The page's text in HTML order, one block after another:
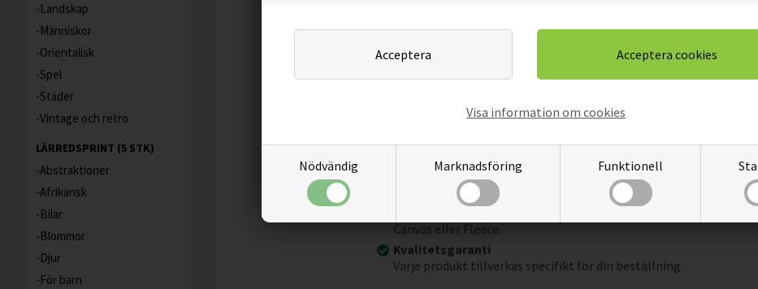
Nödvändig Marknadsföring Funktionell
Visa information om cookies
Landskap
Människor
Orientalisk
Spel
Städer
Vintage och retro
LÄRREDSPRINT (5 STK)
Abstraktioner
Afrikansk
Bilar
Blommor
Djur
För barn
skönhetssalongen, spaet och många andra platser.
Säkerhet
På grund av
GREENGUARD kvalitets- och säkerhetscertifikat
användas i skolor, förskolor, medicinska institutioner etc.
Rengör med en fuktig trasa.
Bilden är klar att hängas upp direkt ur lådan (hängare ingår).
Canvas eller Fleece.
Kvalitetsgaranti
Varje produkt tillverkas specifikt för din beställning.